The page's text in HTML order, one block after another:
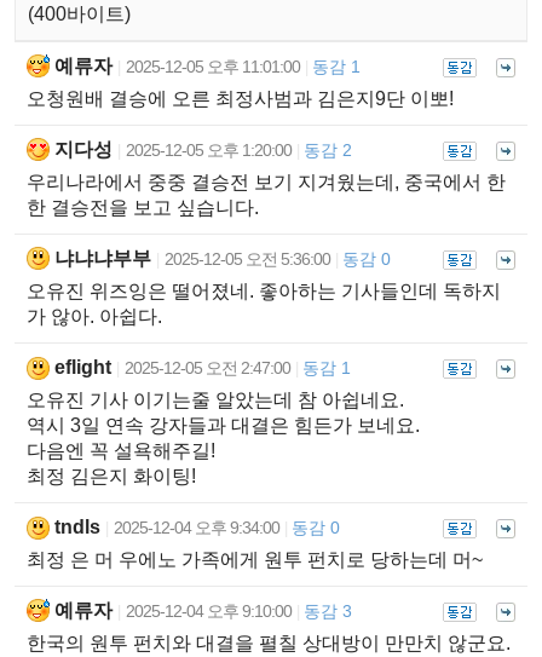
(400바이트)
예류자 2025-12-05 오후 11:01:00 동감 1
오청원배 결승에 오른 최정사범과 김은지9단 이뽀!
지다성 2025-12-05 오후 1:20:00 동감 2
우리나라에서 중중 결승전 보기 지겨웠는데, 중국에서 한
한 결승전을 보고 싶습니다.
냐냐냐부부 2025-12-05 오전 5:36:00 동감 0
오유진 위즈잉은 떨어졌네. 좋아하는 기사들인데 독하지
가 않아. 아쉽다.
eflight 2025-12-05 오전 2:47:00 동감 1
오유진 기사 이기는줄 알았는데 참 아쉽네요.
역시 3일 연속 강자들과 대결은 힘든가 보네요.
다음엔 꼭 설욕해주길!
최정 김은지 화이팅!
tndls 2025-12-04 오후 9:34:00 동감 0
최정 은 머 우에노 가족에게 원투 펀치로 당하는데 머~
예류자 2025-12-04 오후 9:10:00 동감 3
한국의 원투 펀치와 대결을 펼칠 상대방이 만만치 않군요.